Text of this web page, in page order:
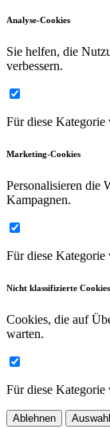
Analyse-Cookies
Sie helfen, die
verbessern.
Für diese Kategorie
Marketing-Cookies
Personalisieren die
Kampagnen.
Für diese Kategorie
Nicht klassifizierte Cookies
Cookies, die auf
warten.
Für diese Kategorie
Ablehnen